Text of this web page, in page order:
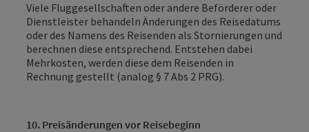
Viele Fluggesellschaften oder andere Beförderer oder
Dienstleister behandeln Änderungen des Reisedatums
oder des Namens des Reisenden als Stornierungen und
berechnen diese entsprechend. Entstehen dabei
Mehrkosten, werden diese dem Reisenden in
Rechnung gestellt (analog § 7 Abs 2 PRG).
10. Preisänderungen vor Reisebeginn